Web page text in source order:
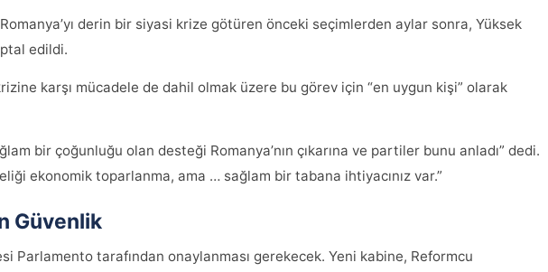
derin bir siyasi krize götüren önceki seçimlerden aylar sonra, Yüksek
edildi.
karşı mücadele de dahil olmak üzere bu görev için “en uygun kişi” olarak
bir çoğunluğu olan desteği Romanya’nın çıkarına ve partiler bunu anladı” dedi.
ekonomik toparlanma, ama … sağlam bir tabana ihtiyacınız var.”
Güvenlik
Parlamento tarafından onaylanması gerekecek. Yeni kabine, Reformcu